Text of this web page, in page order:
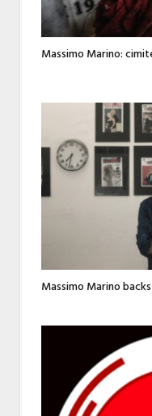
Massimo Marino:
Massimo Marino